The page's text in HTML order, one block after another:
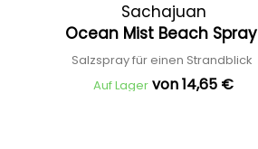
Sachajuan
Ocean Mist Beach Spray
Salzspray für einen Strandblick
Auf Lager von 14,65 €